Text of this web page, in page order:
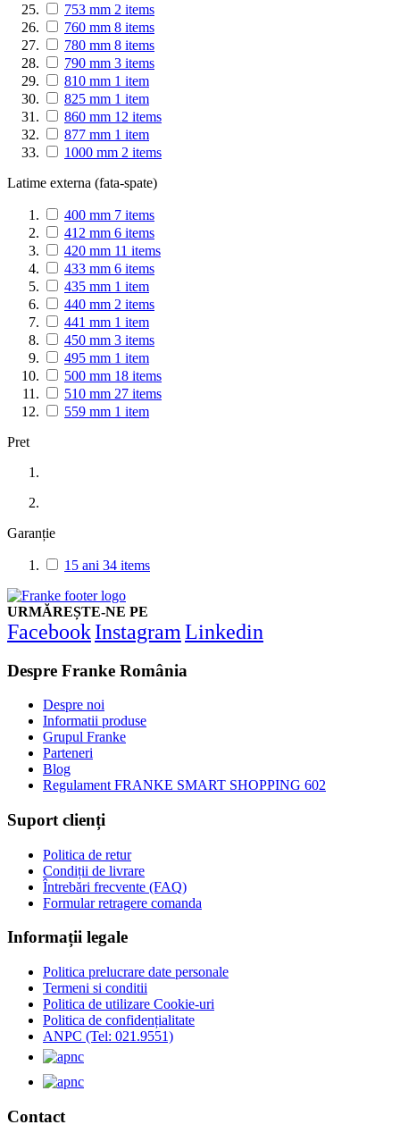
753 mm 2 items
760 mm 8 items
780 mm 8 items
790 mm 3 items
810 mm 1 item
825 mm 1 item
860 mm 12 items
877 mm 1 item
1000 mm 2 items
Latime externa (fata-spate)
400 mm 7 items
412 mm 6 items
420 mm 11 items
433 mm 6 items
435 mm 1 item
440 mm 2 items
441 mm 1 item
450 mm 3 items
495 mm 1 item
500 mm 18 items
510 mm 27 items
559 mm 1 item
Pret
Garanție
15 ani 34 items
URMĂREȘTE-NE PE
FacebookInstagram Linkedin
Despre Franke România
Despre noi
Informatii produse
Grupul Franke
Parteneri
Blog
Regulament FRANKE SMART SHOPPING 602
Suport clienți
Politica de retur
Condiții de livrare
Întrebări frecvente (FAQ)
Formular retragere comanda
Informații legale
Politica prelucrare date personale
Termeni si conditii
Politica de utilizare Cookie-uri
Politica de confidențialitate
ANPC (Tel: 021.9551)
Contact